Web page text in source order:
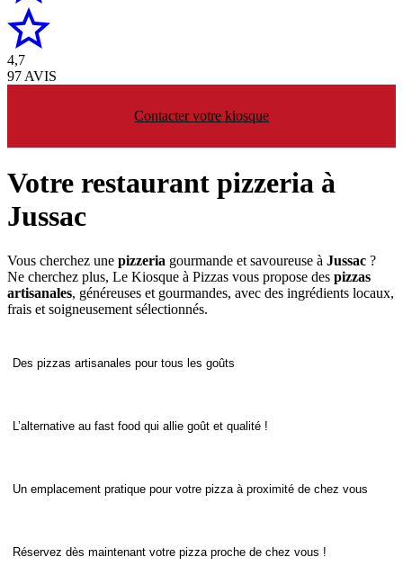
4,7
97 AVIS
Contacter votre kiosque
Votre restaurant pizzeria à
Jussac
Vous cherchez une pizzeria gourmande et savoureuse à Jussac ?
Ne cherchez plus, Le Kiosque à Pizzas vous propose des pizzas
artisanales, généreuses et gourmandes, avec des ingrédients locaux,
frais et soigneusement sélectionnés.
Des pizzas artisanales pour tous les goûts
L’alternative au fast food qui allie goût et qualité !
Un emplacement pratique pour votre pizza à proximité de chez vous
Réservez dès maintenant votre pizza proche de chez vous !